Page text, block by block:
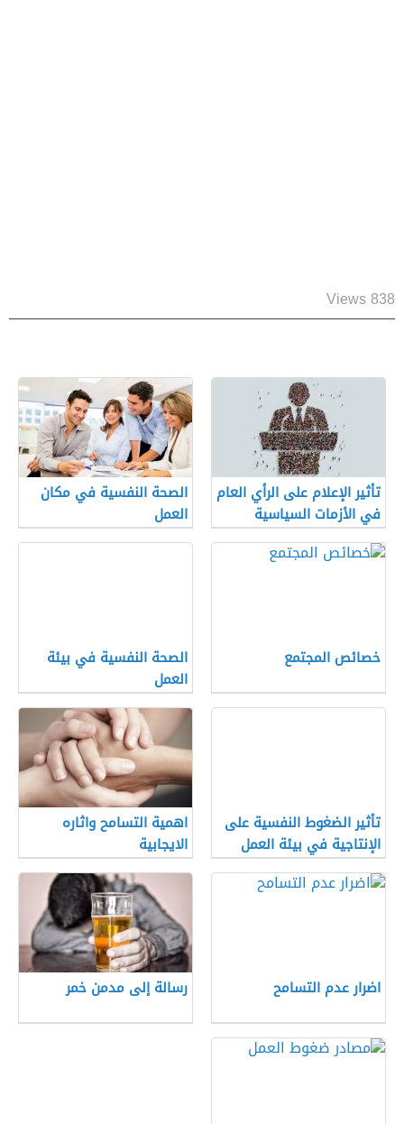
838 Views
تأثير الإعلام على الرأي العام
في الأزمات السياسية
الصحة النفسية في مكان
العمل
خصائص المجتمع
الصحة النفسية في بيئة
العمل
تأثير الضغوط النفسية على
الإنتاجية في بيئة العمل
اهمية التسامح واثاره
الايجابية
اضرار عدم التسامح رسالة إلى مدمن خمر